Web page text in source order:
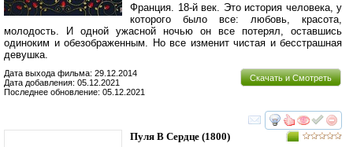
Франция. 18-й век. Это история человека, у
которого было все: любовь, красота,
молодость. И одной ужасной ночью он все потерял, оставшись
одиноким и обезображенным. Но все изменит чистая и бесстрашная
девушка.
Скачать и Смотреть
Дата выхода фильма: 29.12.2014
Дата добавления: 05.12.2021
Последнее обновление: 05.12.2021
смотреть
Пуля В Сердце (1800)